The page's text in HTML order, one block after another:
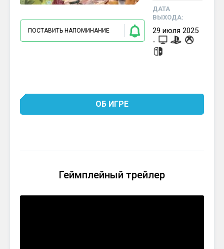
ПОСТАВИТЬ НАПОМИНАНИЕ
ДАТА
ВЫХОДА:
29 июля 2025
-
ОБ ИГРЕ
Геймплейный трейлер